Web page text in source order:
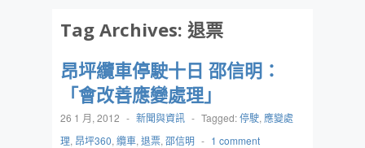
Tag Archives: 退票
昂坪纜車停駛十日 邵信明：
「會改善應變處理」
26 1 月, 2012 - 新聞與資訊 - Tagged:停駛, 應變處
理, 昂坪360, 纜車, 退票, 邵信明 - 1 comment